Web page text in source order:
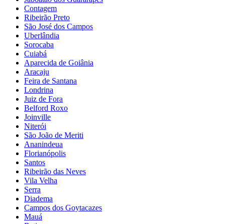
Contagem
Ribeirão Preto
São José dos Campos
Uberlândia
Sorocaba
Cuiabá
Aparecida de Goiânia
Aracaju
Feira de Santana
Londrina
Juiz de Fora
Belford Roxo
Joinville
Niterói
São João de Meriti
Ananindeua
Florianópolis
Santos
Ribeirão das Neves
Vila Velha
Serra
Diadema
Campos dos Goytacazes
Mauá